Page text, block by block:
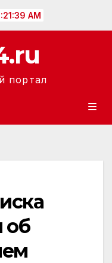
AM
портал
об